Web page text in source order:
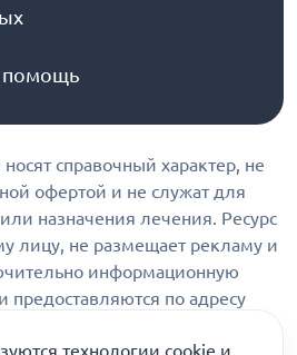
помощь
справочный характер, не
офертой и не служат для
назначения лечения. Ресурс
лицу, не размещает рекламу и
информационную
предоставляются по адресу
технологии cookie и